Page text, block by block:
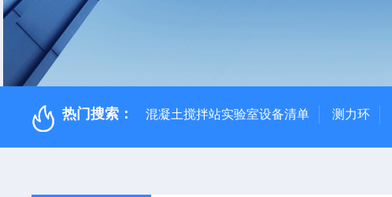
热门搜索： 混凝土搅拌站实验室设备清单 测力环